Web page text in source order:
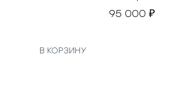
95 000 ₽
В КОРЗИНУ